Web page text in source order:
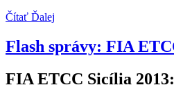
Čítať Ďalej
Flash správy: FIA
FIA ETCC Sicília